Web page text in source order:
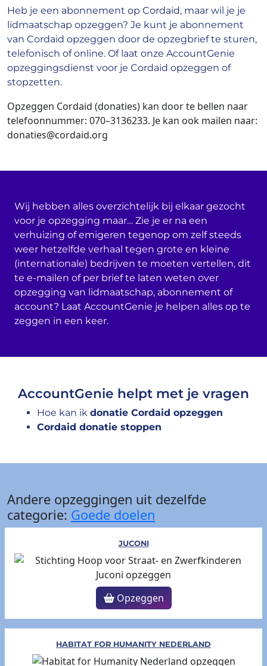
Heb je een abonnement op Cordaid, maar wil je je
lidmaatschap opzeggen? Je kunt je abonnement
van Cordaid opzeggen door de opzegbrief te sturen,
telefonisch of online. Of laat onze AccountGenie
opzeggingsdienst voor je Cordaid opzeggen of
stopzetten.
Opzeggen Cordaid (donaties) kan door te bellen naar
telefoonnummer: 070–3136233. Je kan ook mailen naar:
donaties@cordaid.org
Wij hebben alles overzichtelijk bij elkaar gezocht
voor je opzegging maar… Zie je er na een
verhuizing of emigeren tegenop om zelf steeds
weer hetzelfde verhaal tegen grote en kleine
(internationale) bedrijven te moeten vertellen, dit
te e-mailen of per brief te laten weten over
opzegging van lidmaatschap, abonnement of
account? Laat AccountGenie je helpen alles op te
zeggen in een keer.
AccountGenie helpt met je vragen
Hoe kan ik donatie Cordaid opzeggen
Cordaid donatie stoppen
Andere opzeggingen uit dezelfde
categorie: Goede doelen
JUCONI
Opzeggen
HABITAT FOR HUMANITY NEDERLAND